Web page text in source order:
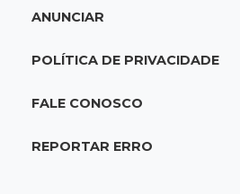
acumulado em R$ 165 milhões
18:05Energia renovável
ANUNCIAR
POLÍTICA DE PRIVACIDADE
FALE CONOSCO
REPORTAR ERRO